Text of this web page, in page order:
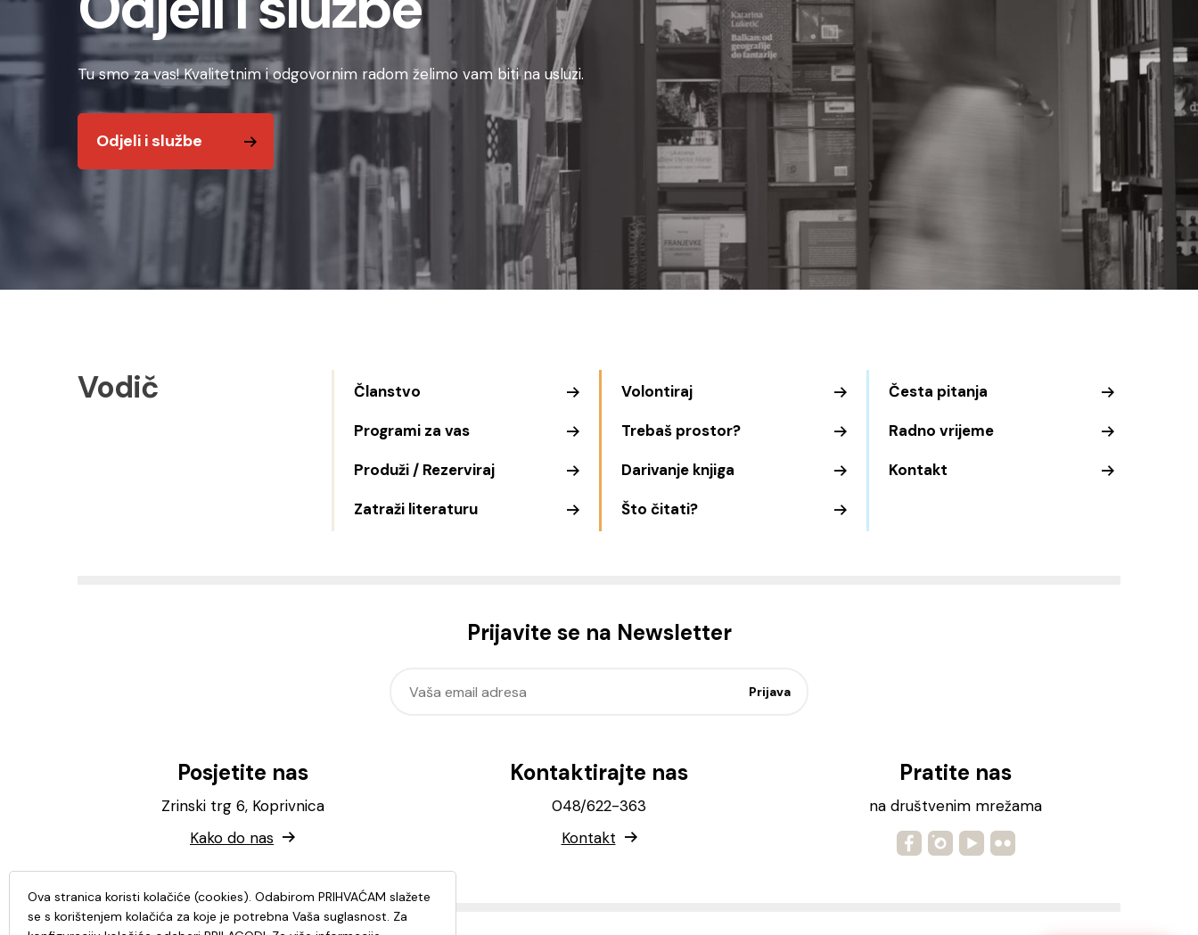
Tu smo za vas! Kvalitetnim i odgovornim radom želimo vam biti na usluzi.
Odjeli i službe
Vodič
Članstvo
Programi za vas
Produži / Rezerviraj
Zatraži literaturu
Volontiraj
Trebaš prostor?
Darivanje knjiga
Što čitati?
Česta pitanja
Radno vrijeme
Kontakt
Prijavite se na Newsletter
Posjetite nas
Zrinski trg 6, Koprivnica
Kako do nas
Kontaktirajte nas
048/622-363
Kontakt
Pratite nas
na društvenim mrežama
Ova stranica koristi kolačiće (cookies). Odabirom PRIHVAĆAM slažete
se s korištenjem kolačića za koje je potrebna Vaša suglasnost. Za